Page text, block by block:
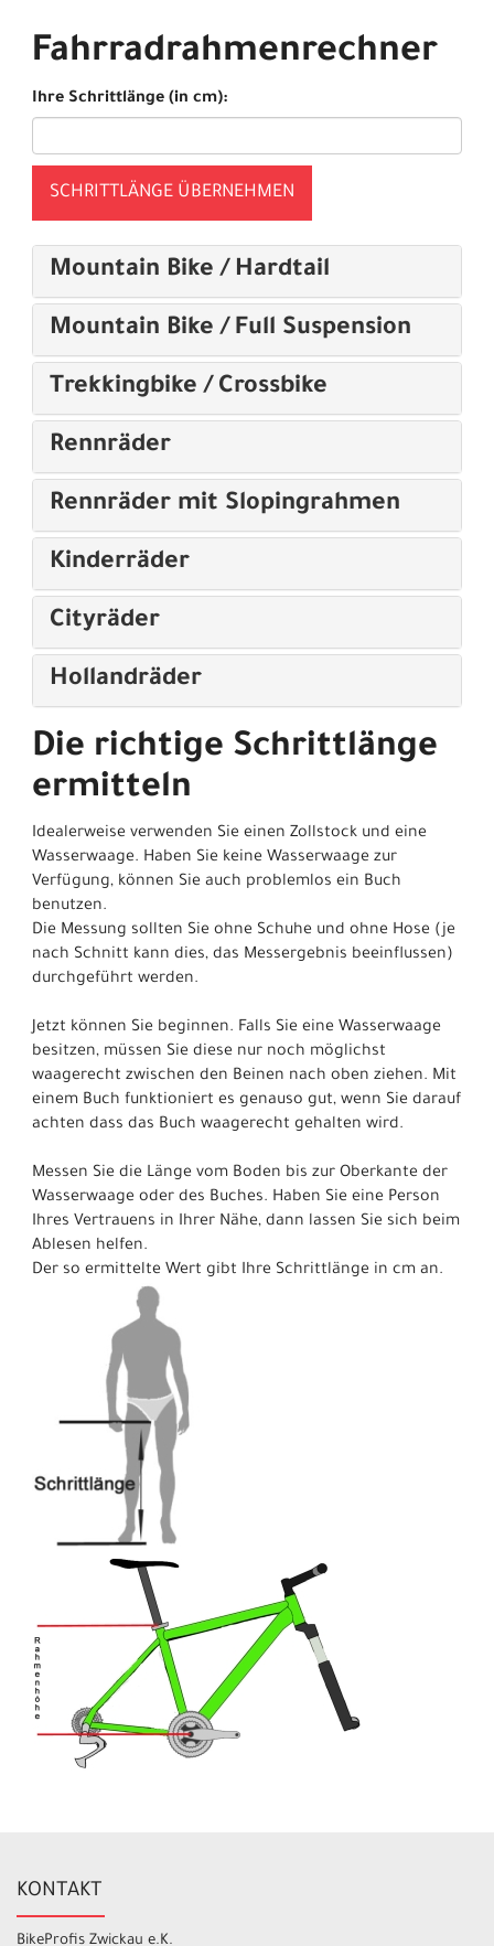
Fahrradrahmenrechner
Ihre Schrittlänge (in cm):
SCHRITTLÄNGE ÜBERNEHMEN
Mountain Bike / Hardtail
Mountain Bike / Full Suspension
Trekkingbike / Crossbike
Rennräder
Rennräder mit Slopingrahmen
Kinderräder
Cityräder
Hollandräder
Die richtige Schrittlänge
ermitteln
Idealerweise verwenden Sie einen Zollstock und eine
Wasserwaage. Haben Sie keine Wasserwaage zur
Verfügung, können Sie auch problemlos ein Buch
benutzen.
Die Messung sollten Sie ohne Schuhe und ohne Hose (je
nach Schnitt kann dies, das Messergebnis beeinflussen)
durchgeführt werden.
Jetzt können Sie beginnen. Falls Sie eine Wasserwaage
besitzen, müssen Sie diese nur noch möglichst
waagerecht zwischen den Beinen nach oben ziehen. Mit
einem Buch funktioniert es genauso gut, wenn Sie darauf
achten dass das Buch waagerecht gehalten wird.
Messen Sie die Länge vom Boden bis zur Oberkante der
Wasserwaage oder des Buches. Haben Sie eine Person
Ihres Vertrauens in Ihrer Nähe, dann lassen Sie sich beim
Ablesen helfen.
Der so ermittelte Wert gibt Ihre Schrittlänge in cm an.
KONTAKT
BikeProfis Zwickau e.K.